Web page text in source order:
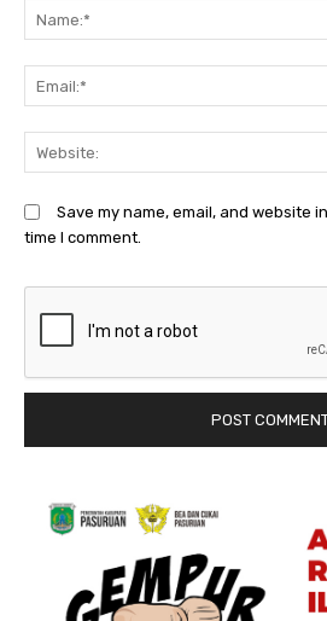
Save my name, email, and website
time I comment.